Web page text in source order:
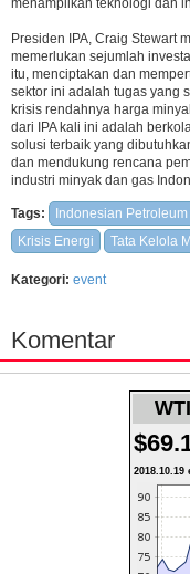
menampilkan teknologi dan
Presiden IPA, Craig Stewart
memerlukan sejumlah
itu, menciptakan dan
sektor ini adalah tugas yang
krisis rendahnya harga
dari IPA kali ini adalah
solusi terbaik yang
dan mendukung rencana
industri minyak dan gas
Tags: Indonesian
Krisis Energi
Tata Kelola
Kategori: event
Komentar
2018.10.19